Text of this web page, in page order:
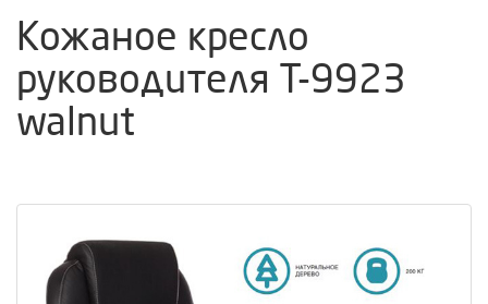
Кожаное кресло
руководителя Т-9923
walnut